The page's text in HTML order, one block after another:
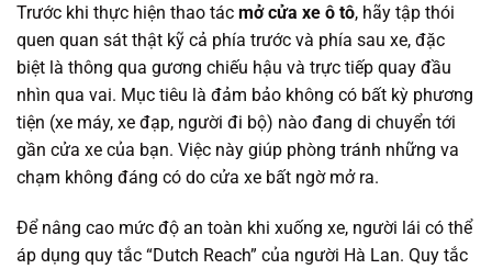
Trước khi thực hiện thao tác mở cửa xe ô tô, hãy tập thói
quen quan sát thật kỹ cả phía trước và phía sau xe, đặc
biệt là thông qua gương chiếu hậu và trực tiếp quay đầu
nhìn qua vai. Mục tiêu là đảm bảo không có bất kỳ phương
tiện (xe máy, xe đạp, người đi bộ) nào đang di chuyển tới
gần cửa xe của bạn. Việc này giúp phòng tránh những va
chạm không đáng có do cửa xe bất ngờ mở ra.
Để nâng cao mức độ an toàn khi xuống xe, người lái có thể
áp dụng quy tắc “Dutch Reach” của người Hà Lan. Quy tắc